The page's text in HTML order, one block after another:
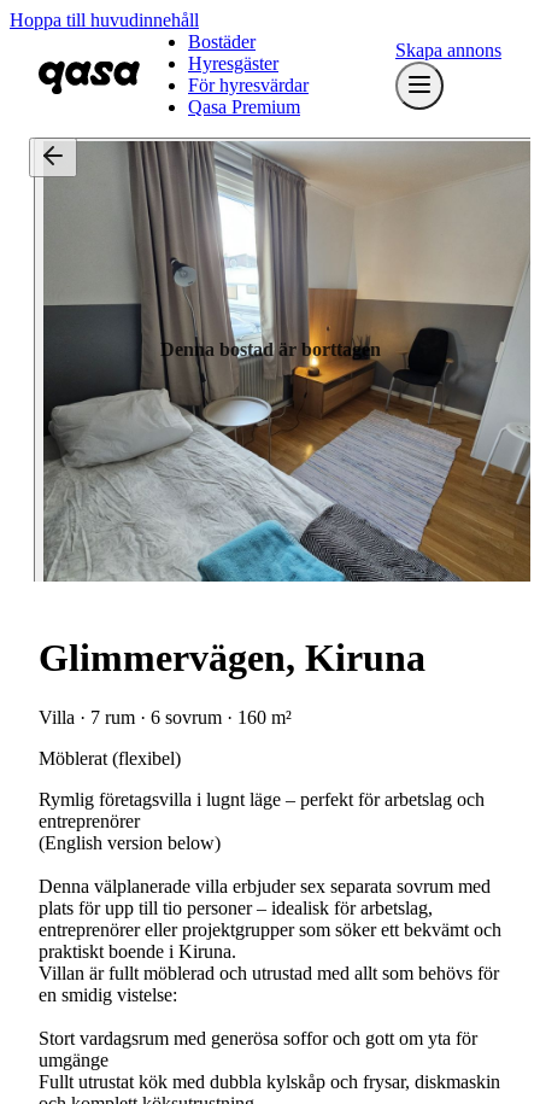
Hoppa till huvudinnehåll
Bostäder
Hyresgäster
För hyresvärdar
Qasa Premium
Skapa annons
Denna bostad är borttagen
Glimmervägen, Kiruna
Villa · 7 rum · 6 sovrum · 160 m²
Möblerat (flexibel)
Rymlig företagsvilla i lugnt läge – perfekt för arbetslag och
entreprenörer
(English version below)
Denna välplanerade villa erbjuder sex separata sovrum med
plats för upp till tio personer – idealisk för arbetslag,
entreprenörer eller projektgrupper som söker ett bekvämt och
praktiskt boende i Kiruna.
Villan är fullt möblerad och utrustad med allt som behövs för
en smidig vistelse:
Stort vardagsrum med generösa soffor och gott om yta för
umgänge
Fullt utrustat kök med dubbla kylskåp och frysar, diskmaskin